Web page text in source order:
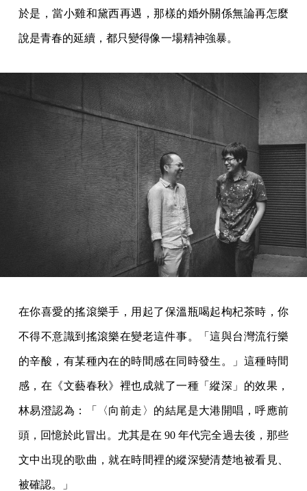
於是，當小雞和黛西再遇，那樣的婚外關係無論再怎麼
說是青春的延續，都只變得像一場精神強暴。
在你喜愛的搖滾樂手，用起了保溫瓶喝起枸杞茶時，你
不得不意識到搖滾樂在變老這件事。「這與台灣流行樂
的辛酸，有某種內在的時間感在同時發生。」這種時間
感，在《文藝春秋》裡也成就了一種「縱深」的效果，
林易澄認為：「〈向前走〉的結尾是大港開唱，呼應前
頭，回憶於此冒出。尤其是在 90 年代完全過去後，那些
文中出現的歌曲，就在時間裡的縱深變清楚地被看見、
被確認。」